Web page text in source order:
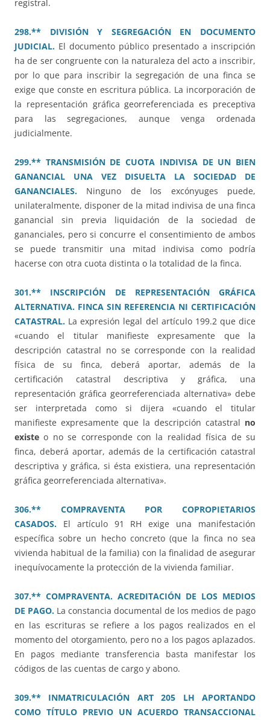
registral.
298.** DIVISIÓN Y SEGREGACIÓN EN DOCUMENTO
JUDICIAL. El documento público presentado a inscripción
ha de ser congruente con la naturaleza del acto a inscribir,
por lo que para inscribir la segregación de una finca se
exige que conste en escritura pública. La incorporación de
la representación gráfica georreferenciada es preceptiva
para las segregaciones, aunque venga ordenada
judicialmente.
299.** TRANSMISIÓN DE CUOTA INDIVISA DE UN BIEN
GANANCIAL UNA VEZ DISUELTA LA SOCIEDAD DE
GANANCIALES. Ninguno de los excónyuges puede,
unilateralmente, disponer de la mitad indivisa de una finca
ganancial sin previa liquidación de la sociedad de
gananciales, pero si concurre el consentimiento de ambos
se puede transmitir una mitad indivisa como podría
hacerse con otra cuota distinta o la totalidad de la finca.
301.** INSCRIPCIÓN DE REPRESENTACIÓN GRÁFICA
ALTERNATIVA. FINCA SIN REFERENCIA NI CERTIFICACIÓN
CATASTRAL. La expresión legal del artículo 199.2 que dice
«cuando el titular manifieste expresamente que la
descripción catastral no se corresponde con la realidad
física de su finca, deberá aportar, además de la
certificación catastral descriptiva y gráfica, una
representación gráfica georreferenciada alternativa» debe
ser interpretada como si dijera «cuando el titular
manifieste expresamente que la descripción catastral no
existe o no se corresponde con la realidad física de su
finca, deberá aportar, además de la certificación catastral
descriptiva y gráfica, si ésta existiera, una representación
gráfica georreferenciada alternativa».
306.** COMPRAVENTA POR COPROPIETARIOS
CASADOS. El artículo 91 RH exige una manifestación
específica sobre un hecho concreto (que la finca no sea
vivienda habitual de la familia) con la finalidad de asegurar
inequívocamente la protección de la vivienda familiar.
307.** COMPRAVENTA. ACREDITACIÓN DE LOS MEDIOS
DE PAGO. La constancia documental de los medios de pago
en las escrituras se refiere a los pagos realizados en el
momento del otorgamiento, pero no a los pagos aplazados.
En pagos mediante transferencia basta manifestar los
códigos de las cuentas de cargo y abono.
309.** INMATRICULACIÓN ART 205 LH APORTANDO
COMO TÍTULO PREVIO UN ACUERDO TRANSACCIONAL